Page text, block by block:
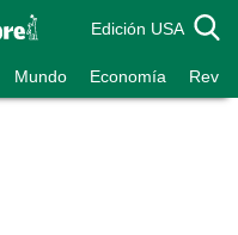
Edición USA
Mundo Economía